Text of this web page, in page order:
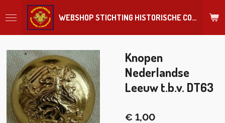
direct
hoofdinhoud
WEBSHOP STICHTING HISTORISCHE COLLECTIE REGIMENT
Knopen
Nederlandse
Leeuw t.b.v. DT63
€ 1,00